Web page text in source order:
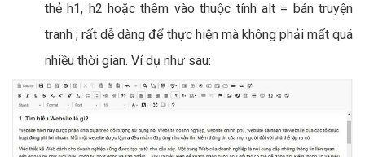
thẻ h1, h2 hoặc thêm vào thuộc tính alt = bán truyện
tranh ; rất dễ dàng để thực hiện mà không phải mất quá
nhiều thời gian. Ví dụ như sau: